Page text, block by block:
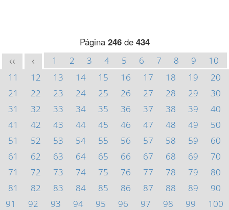
Página 246de 434
<< < 1 2 3 4 5 6 7 8 9
10
11
12 13 14 15 16 17 18 19
20
21
22 23 24 25 26 27 28 29
30
31
32 33 34 35 36 37 38 39
40
41
42 43 44 45 46 47 48 49
50
51
52 53 54 55 56 57 58 59
60
61
62 63 64 65 66 67 68 69
70
71
72 73 74 75 76 77 78 79
80
81
82 83 84 85 86 87 88 89
90
91
92 93 94 95 96 97 98 99
100